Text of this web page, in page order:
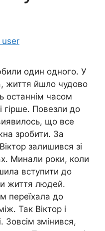
user
один одного. У
життя йшло чудово
останнім часом
гipше. Повезли до
що все
зробити. За
залишився зі
Минали роки, коли
вступити до
життя людей.
переїхала до
Так Віктор і
Зовсім змінився,